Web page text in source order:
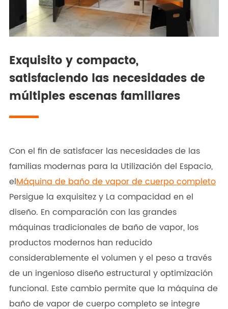
Exquisito y compacto,
satisfaciendo las necesidades de
múltiples escenas familiares
Con el fin de satisfacer las necesidades de las
familias modernas para la Utilización del Espacio,
elMáquina de baño de vapor de cuerpo completo
Persigue la exquisitez y La compacidad en el
diseño. En comparación con las grandes
máquinas tradicionales de baño de vapor, los
productos modernos han reducido
considerablemente el volumen y el peso a través
de un ingenioso diseño estructural y optimización
funcional. Este cambio permite que la máquina de
baño de vapor de cuerpo completo se integre